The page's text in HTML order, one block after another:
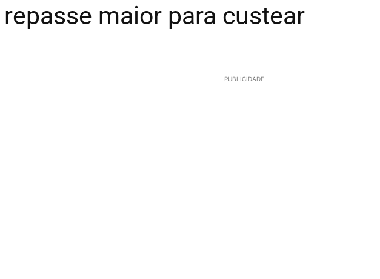
maior para custear
PUBLICIDADE